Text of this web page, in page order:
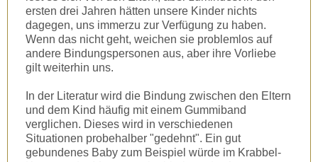
ersten drei Jahren hätten unsere Kinder nichts
dagegen, uns immerzu zur Verfügung zu haben.
Wenn das nicht geht, weichen sie problemlos auf
andere Bindungspersonen aus, aber ihre Vorliebe
gilt weiterhin uns.
In der Literatur wird die Bindung zwischen den Eltern
und dem Kind häufig mit einem Gummiband
verglichen. Dieses wird in verschiedenen
Situationen probehalber "gedehnt". Ein gut
gebundenes Baby zum Beispiel würde im Krabbel-